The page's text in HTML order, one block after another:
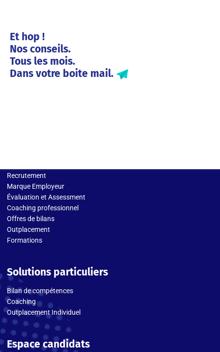
Et hop !
Nos conseils.
Tous les mois.
Dans votre boite mail.
Recrutement
Marque Employeur
Évaluation et Assessment
Coaching professionnel
Offres de bilans
Outplacement
Formations
Solutions particuliers
Bilan de compétences
Coaching
Outplacement Individuel
Espace candidats